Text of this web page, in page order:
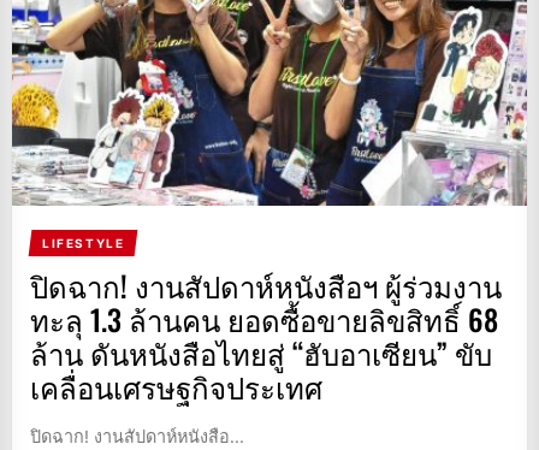
LIFESTYLE
ปิดฉาก! งานสัปดาห์หนังสือฯ ผู้ร่วมงาน
ทะลุ 1.3 ล้านคน ยอดซื้อขายลิขสิทธิ์ 68
ล้าน ดันหนังสือไทยสู่ “ฮับอาเซียน” ขับ
เคลื่อนเศรษฐกิจประเทศ
ปิดฉาก! งานสัปดาห์หนังสือ...